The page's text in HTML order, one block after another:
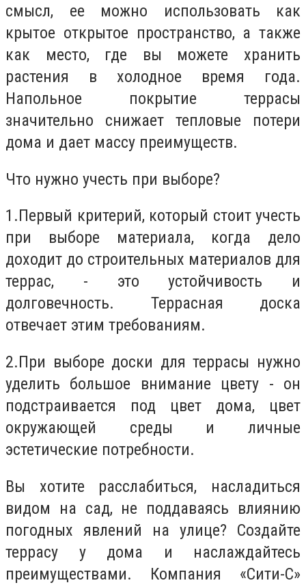
смысл, ее можно использовать как
крытое открытое пространство, а также
как место, где вы можете хранить
растения в холодное время года.
Напольное покрытие террасы
значительно снижает тепловые потери
дома и дает массу преимуществ.
Что нужно учесть при выборе?
1.Первый критерий, который стоит учесть
при выборе материала, когда дело
доходит до строительных материалов для
террас, - это устойчивость и
долговечность. Террасная доска
отвечает этим требованиям.
2.При выборе доски для террасы нужно
уделить большое внимание цвету - он
подстраивается под цвет дома, цвет
окружающей среды и личные
эстетические потребности.
Вы хотите расслабиться, насладиться
видом на сад, не поддаваясь влиянию
погодных явлений на улице? Создайте
террасу у дома и наслаждайтесь
преимуществами. Компания «Сити-С»